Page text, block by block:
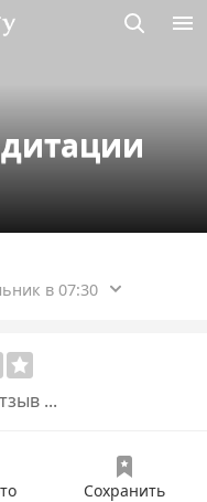
в 07:30
...
Сохранить